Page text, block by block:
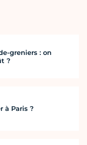
greniers : on
?
à Paris ?